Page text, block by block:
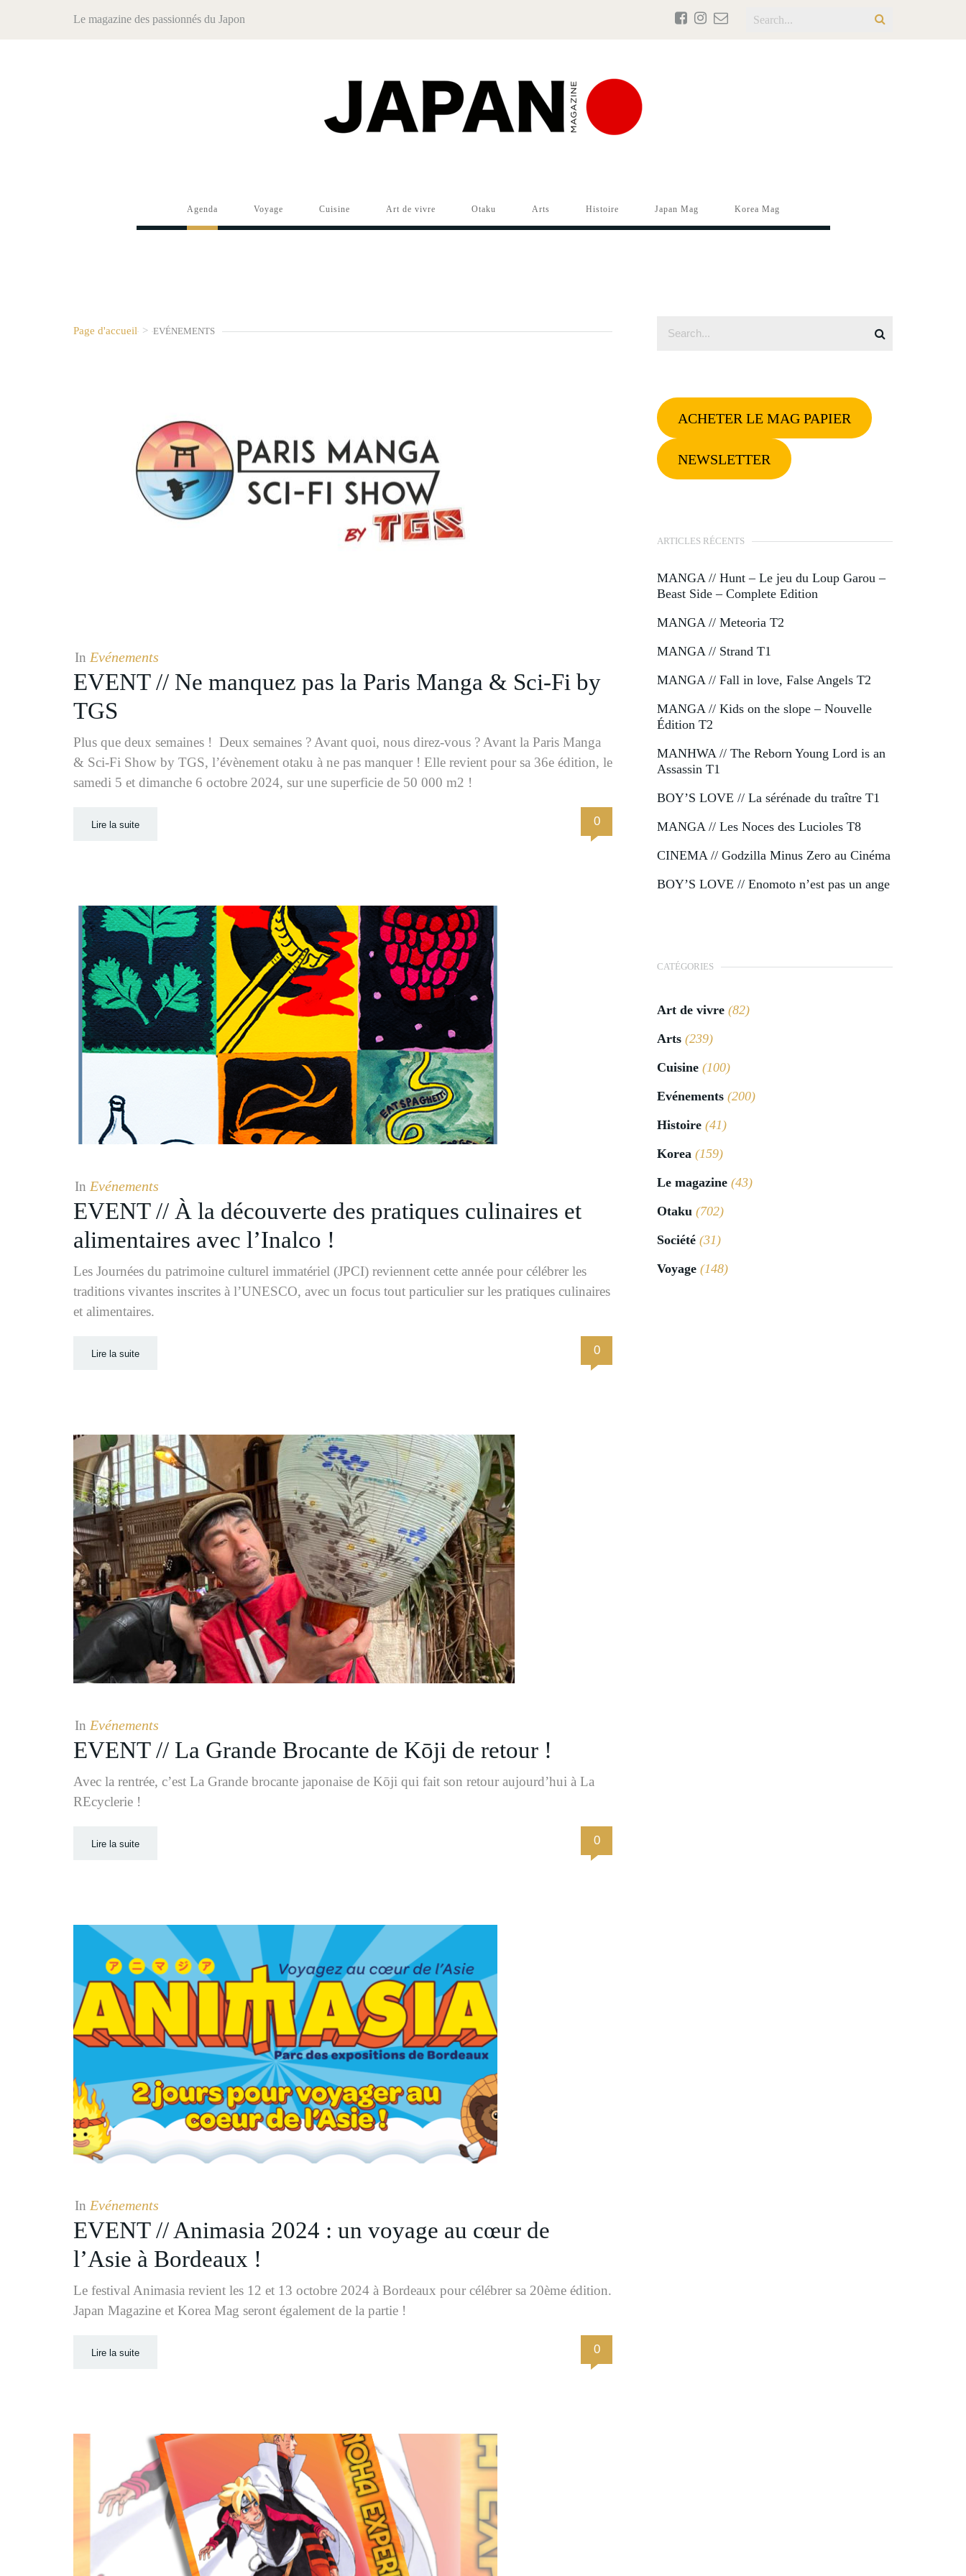
Le magazine des passionnés du Japon
Agenda Voyage Cuisine Art de vivre Otaku Arts Histoire Japan Mag Korea Mag
Page d'accueil > EVÉNEMENTS
In Evénements
EVENT // Ne manquez pas la Paris Manga & Sci-Fi by
TGS
Plus que deux semaines ! Deux semaines ? Avant quoi, nous direz-vous ? Avant la Paris Manga
& Sci-Fi Show by TGS, l’évènement otaku à ne pas manquer ! Elle revient pour sa 36e édition, le
samedi 5 et dimanche 6 octobre 2024, sur une superficie de 50 000 m2 !
Lire la suite 0
In Evénements
EVENT // À la découverte des pratiques culinaires et
alimentaires avec l’Inalco !
Les Journées du patrimoine culturel immatériel (JPCI) reviennent cette année pour célébrer les
traditions vivantes inscrites à l’UNESCO, avec un focus tout particulier sur les pratiques culinaires
et alimentaires.
Lire la suite 0
In Evénements
EVENT // La Grande Brocante de Kōji de retour !
Avec la rentrée, c’est La Grande brocante japonaise de Kōji qui fait son retour aujourd’hui à La
REcyclerie !
Lire la suite 0
In Evénements
EVENT // Animasia 2024 : un voyage au cœur de
l’Asie à Bordeaux !
Le festival Animasia revient les 12 et 13 octobre 2024 à Bordeaux pour célébrer sa 20ème édition.
Japan Magazine et Korea Mag seront également de la partie !
Lire la suite 0
ACHETER LE MAG PAPIER
NEWSLETTER
ARTICLES RÉCENTS
MANGA // Hunt – Le jeu du Loup Garou –
Beast Side – Complete Edition
MANGA // Meteoria T2
MANGA // Strand T1
MANGA // Fall in love, False Angels T2
MANGA // Kids on the slope – Nouvelle
Édition T2
MANHWA // The Reborn Young Lord is an
Assassin T1
BOY’S LOVE // La sérénade du traître T1
MANGA // Les Noces des Lucioles T8
CINEMA // Godzilla Minus Zero au Cinéma
BOY’S LOVE // Enomoto n’est pas un ange
CATÉGORIES
Art de vivre (82)
Arts (239)
Cuisine (100)
Evénements (200)
Histoire (41)
Korea (159)
Le magazine (43)
Otaku (702)
Société (31)
Voyage (148)